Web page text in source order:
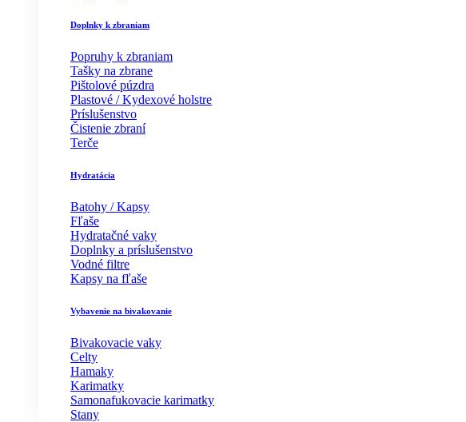
Doplnky k zbraniam
Popruhy k zbraniam
Tašky na zbrane
Pištolové púzdra
Plastové / Kydexové holstre
Príslušenstvo
Čistenie zbraní
Terče
Hydratácia
Batohy / Kapsy
Fľaše
Hydratačné vaky
Doplnky a príslušenstvo
Vodné filtre
Kapsy na fľaše
Vybavenie na bivakovanie
Bivakovacie vaky
Celty
Hamaky
Karimatky
Samonafukovacie karimatky
Stany